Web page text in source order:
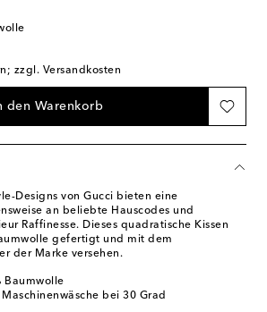
zzgl. Versandkosten
den Warenkorb
Designs von Gucci bieten eine
an beliebte Hauscodes und
Raffinesse. Dieses quadratische Kissen
gefertigt und mit dem
der Marke versehen.
Baumwolle
bei 30 Grad